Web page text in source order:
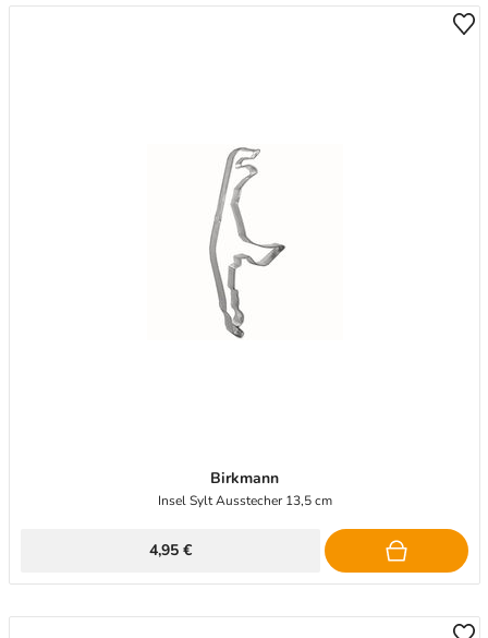
Birkmann
Insel Sylt Ausstecher 13,5 cm
4,95 €